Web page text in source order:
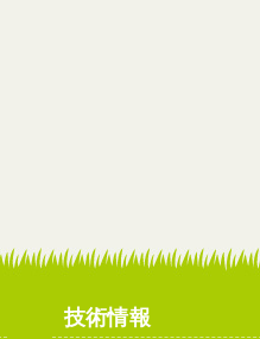
技術情報